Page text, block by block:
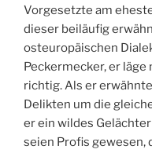
Vorgesetzte am
dieser beiläufig
osteuropäischen
Peckermecker, er
richtig. Als er
Delikten um die
er ein wildes
seien Profis gewesen,